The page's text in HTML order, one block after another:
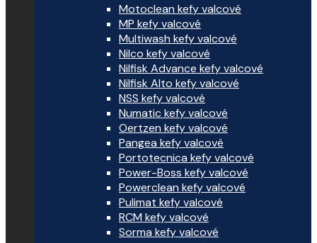
Motoclean kefy valcové
MP kefy valcové
Multiwash kefy valcové
Nilco kefy valcové
Nilfisk Advance kefy valcové
Nilfisk Alto kefy valcové
NSS kefy valcové
Numatic kefy valcové
Oertzen kefy valcové
Pangea kefy valcové
Portotecnica kefy valcové
Power-Boss kefy valcové
Powerclean kefy valcové
Pulimat kefy valcové
RCM kefy valcové
Sorma kefy valcové